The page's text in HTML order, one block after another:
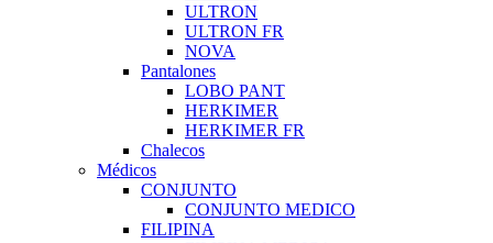
ULTRON
ULTRON FR
NOVA
Pantalones
LOBO PANT
HERKIMER
HERKIMER FR
Chalecos
Médicos
CONJUNTO
CONJUNTO MEDICO
FILIPINA